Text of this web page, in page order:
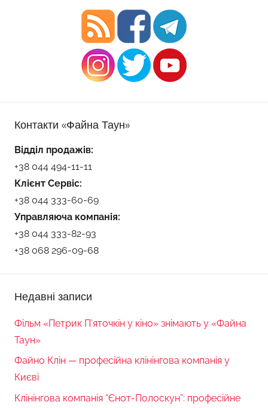
Контакти «Файна Таун»
Відділ продажів:
+38 044 494-11-11
Клієнт Сервіс:
+38 044 333-60-69
Управляюча компанія:
+38 044 333-82-93
+38 068 296-09-68
Недавні записи
Фільм «Петрик П’яточкін у кіно» знімають у «Файна
Таун»
Файно Клін — професійна клінінгова компанія у
Києві
Клінінгова компанія “Єнот-Полоскун”: професійне